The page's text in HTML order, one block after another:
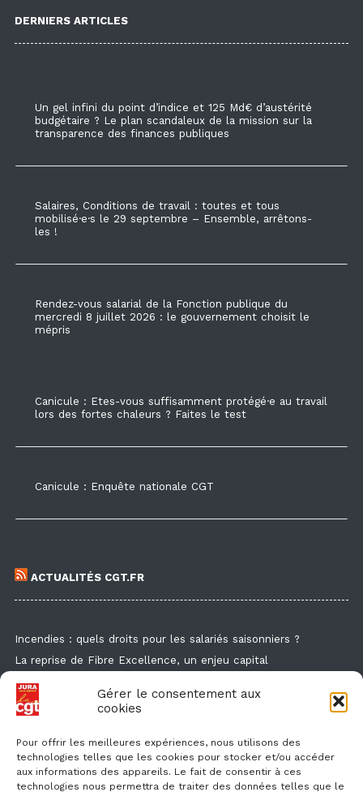
Gérer le consentement aux
cookies
Pour offrir les meilleures expériences, nous utilisons des
technologies telles que les cookies pour stocker et/ou accéder
aux informations des appareils. Le fait de consentir à ces
technologies nous permettra de traiter des données telles que le
DERNIERS ARTICLES
Un gel infini du point d’indice et 125 Md€ d’austérité
budgétaire ? Le plan scandaleux de la mission sur la
transparence des finances publiques
Salaires, Conditions de travail : toutes et tous
mobilisé·e·s le 29 septembre – Ensemble, arrêtons-
les !
Rendez-vous salarial de la Fonction publique du
mercredi 8 juillet 2026 : le gouvernement choisit le
mépris
Canicule : Etes-vous suffisamment protégé·e au travail
lors des fortes chaleurs ? Faites le test
Canicule : Enquête nationale CGT
ACTUALITÉS CGT.FR
Incendies : quels droits pour les salariés saisonniers ?
La reprise de Fibre Excellence, un enjeu capital
Guide de la formation syndicale
Formation syndicale : les affiches